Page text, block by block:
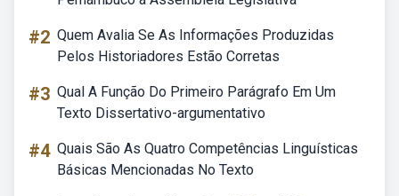
#2 Quem Avalia Se As Informações Produzidas
Pelos Historiadores Estão Corretas
#3 Qual A Função Do Primeiro Parágrafo Em Um
Texto Dissertativo-argumentativo
#4 Quais São As Quatro Competências Linguísticas
Básicas Mencionadas No Texto